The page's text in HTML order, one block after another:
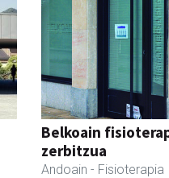
Belkoain
zerbitzua
Andoain - Fisioterapia